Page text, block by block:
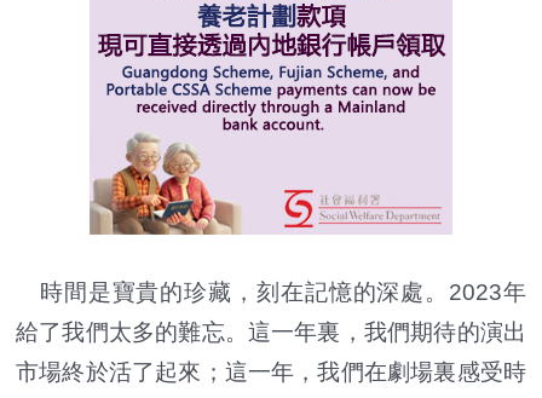
時間是寶貴的珍藏，刻在記憶的深處。2023年
給了我們太多的難忘。這一年裏，我們期待的演出
市場終於活了起來；這一年，我們在劇場裏感受時